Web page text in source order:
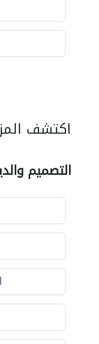
اكتشف
التصميم